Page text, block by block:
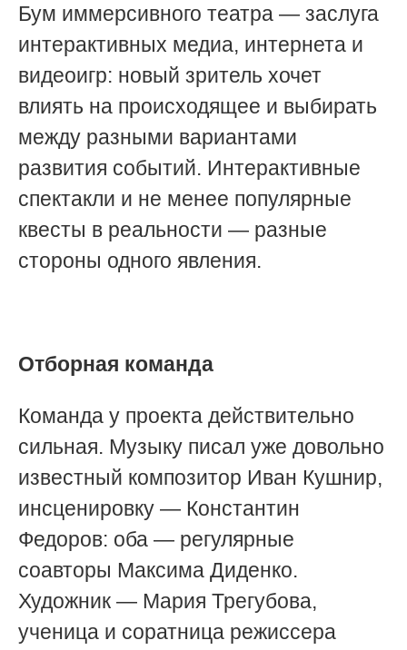
Бум иммерсивного театра — заслуга
интерактивных медиа, интернета и
видеоигр: новый зритель хочет
влиять на происходящее и выбирать
между разными вариантами
развития событий. Интерактивные
спектакли и не менее популярные
квесты в реальности — разные
стороны одного явления.
Отборная команда
Команда у проекта действительно
сильная. Музыку писал уже довольно
известный композитор Иван Кушнир,
инсценировку — Константин
Федоров: оба — регулярные
соавторы Максима Диденко.
Художник — Мария Трегубова,
ученица и соратница режиссера